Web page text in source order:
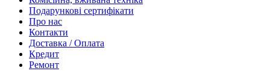
Подарункові сертифікати
Про нас
Контакти
Доставка / Оплата
Кредит
Ремонт